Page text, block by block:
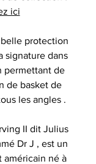
ici
protection
signature dans
permettant de
de basket de
les angles .
II dit Julius
Dr J , est un
américain né à